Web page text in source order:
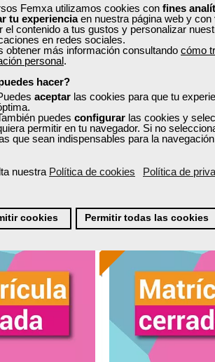
Femxa utilizamos cookies con fines
tu experienciaen nuestra página web y con
el contenido a tus gustos y personalizar
en redes sociales.
obtener más información consultando cómo
personal.
hacer?
aceptar las cookies para que tu
puedes configurar las cookies y
permitir en tu navegador. Si no
que sean indispensables para la
nuestra Política de cookies Política de
cookies Permitir todas las cookies
estructuras y
con
horas
España)
cerrada
628
Eficiencia
industria
Online (toda
Matrícula
4 262
ONLINE